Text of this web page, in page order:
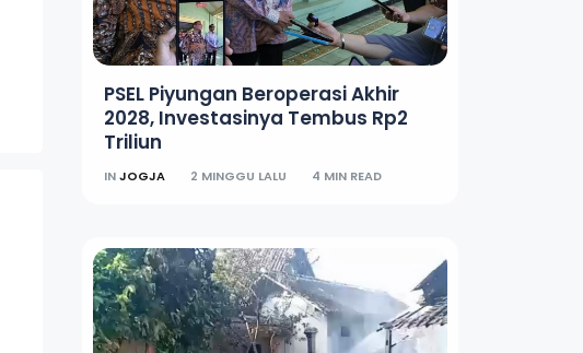
PSEL Piyungan Beroperasi Akhir
2028, Investasinya Tembus Rp2
Triliun
INJOGJA 2 MINGGU LALU 4 MIN READ